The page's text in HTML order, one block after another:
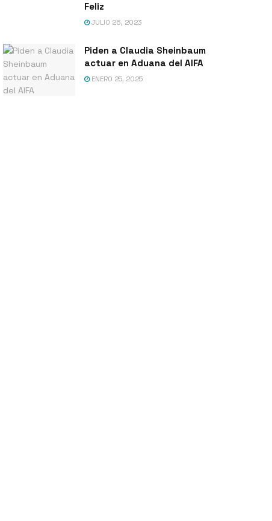
Feliz
JULIO 26, 2023
Piden a Claudia Sheinbaum
actuar en Aduana del AIFA
ENERO 25, 2025